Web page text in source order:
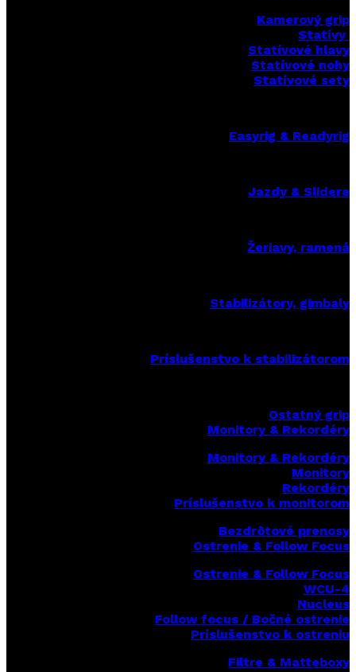
Kamerový grip
Statívy
Statívové hlavy
Statívové nohy
Statívové sety
Easyrig & Readyrig
Jazdy & Slidere
Žeriavy, ramená
Stabilizátory, gimbaly
Príslušenstvo k stabilizátorom
Ostatný grip
Monitory & Rekordéry
Monitory & Rekordéry
Monitory
Rekordéry
Príslušenstvo k monitorom
Bezdrôtové prenosy
Ostrenie & Follow Focus
Ostrenie & Follow Focus
WCU-4
Nucleus
Follow focus / Bočné ostrenie
Príslušenstvo k ostreniu
Filtre & Matteboxy